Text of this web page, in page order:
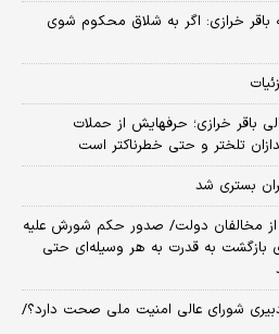
خرازی: اگر به شلاق محکوم شوی
باقر خرازی؛ حرفهایش از حملات
تلختر و حتی خطرناکتر است
بستری شد
از مخالفان دولت/ صدور حکم شورش علیه
بازگشت به قدرت به هر وسیله‌ای حتی
شورای عالی امنیت ملی صحت دارد؟/